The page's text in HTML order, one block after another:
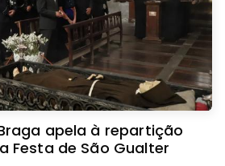
apela à repartição
Festa de São Gualter